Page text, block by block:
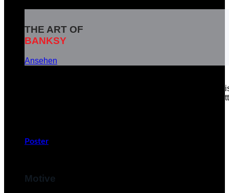
THE ART OF
BANKSY
Ansehen
Banksy ist das Pseudonym eines weltbekannten
soziale Botschaften in seinen Kunstwerken zu
Poster
Motive